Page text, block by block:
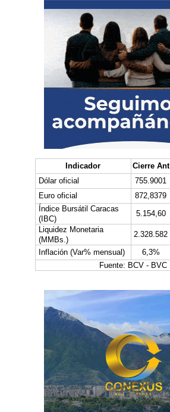
Indicador Cierre Ant
Dólar oficial
755.9001
Euro oficial
872,8379
Índice Bursátil Caracas
(IBC)
5.154,60
Liquidez Monetaria
(MMBs.)
2.328.582
Inflación (Var% mensual)
6,3%
Fuente: BCV - BVC